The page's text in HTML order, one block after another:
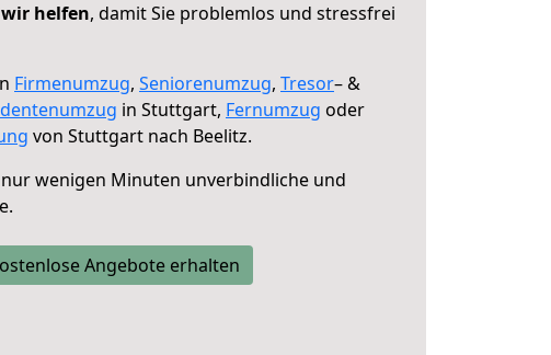
wir helfen, damit Sie problemlos und stressfrei
Firmenumzug, Seniorenumzug, Tresor– &
in Stuttgart, Fernumzug oder
von Stuttgart nach Beelitz.
wenigen Minuten unverbindliche und
Angebote erhalten